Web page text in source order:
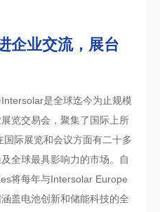
企业交流，展台
是全球迄今为止规模
览交易会，聚集了国际上所
际展览和会议方面有二十多
全球最具影响力的市场。自
将每年与Intersolar Europe
盖电池创新和储能科技的全